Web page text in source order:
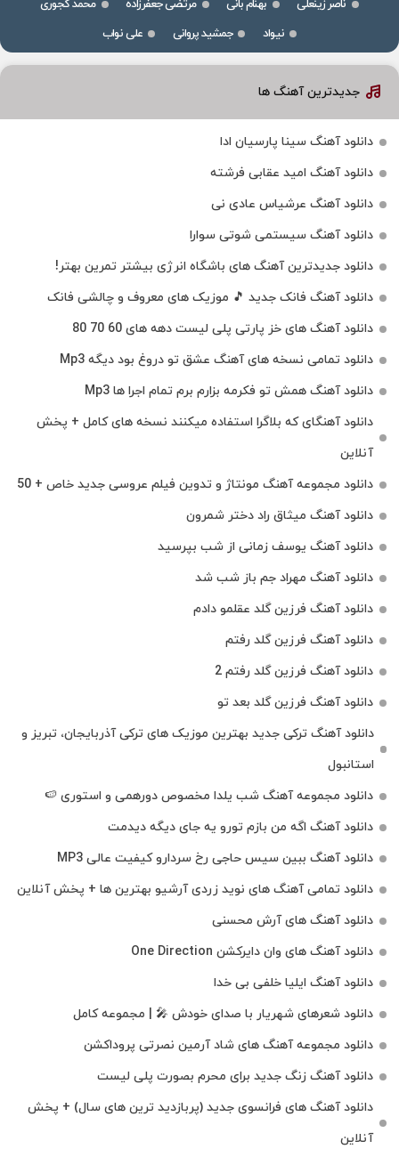
ناصر زینعلی بهنام بانی مرتضی جعفرزاده
محمد کجوری
نیواد
جمشید پروانی علی نواب
جدیدترین آهنگ ها
دانلود آهنگ سینا پارسیان ادا
دانلود آهنگ امید عقابی فرشته
دانلود آهنگ عرشیاس عادی نی
دانلود آهنگ سیستمی شوتی سوارا
دانلود جدیدترین آهنگ‌ های باشگاه انرژی بیشتر تمرین بهتر!
دانلود آهنگ فانک جدید 🎵 موزیک‌ های معروف و چالشی فانک
دانلود آهنگ های خز پارتی پلی لیست دهه های 60 70 80
دانلود تمامی نسخه های آهنگ عشق تو دروغ بود دیگه Mp3
دانلود آهنگ همش تو فکرمه بزارم برم تمام اجرا ها Mp3
دانلود آهنگای که بلاگرا استفاده میکنند نسخه های کامل + پخش
آنلاین
دانلود مجموعه آهنگ مونتاژ و تدوین فیلم عروسی جدید خاص + 50
دانلود آهنگ میثاق راد دختر شمرون
دانلود آهنگ یوسف زمانی از شب بپرسید
دانلود آهنگ مهراد جم باز شب شد
دانلود آهنگ فرزین گلد عقلمو دادم
دانلود آهنگ فرزین گلد رفتم
دانلود آهنگ فرزین گلد رفتم 2
دانلود آهنگ فرزین گلد بعد تو
دانلود آهنگ ترکی جدید بهترین موزیک‌ های ترکی آذربایجان، تبریز و
استانبول
دانلود مجموعه آهنگ شب یلدا مخصوص دورهمی و استوری 🍉
دانلود آهنگ اگه من بازم تورو یه جای دیگه دیدمت
دانلود آهنگ ببین سیس حاجی رخ سردارو کیفیت عالی MP3
دانلود تمامی آهنگ های نوید زردی آرشیو بهترین ها + پخش آنلاین
دانلود آهنگ های آرش محسنی
دانلود آهنگ های وان دایرکشن One Direction
دانلود آهنگ ایلیا خلفی بی خدا
دانلود شعرهای شهریار با صدای خودش 🎤 | مجموعه کامل
دانلود مجموعه آهنگ های شاد آرمین نصرتی پروداکشن
دانلود آهنگ زنگ جدید برای محرم بصورت پلی لیست
دانلود آهنگ های فرانسوی جدید (پربازدید ترین های سال) + پخش
آنلاین